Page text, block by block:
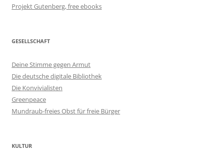
Projekt Gutenberg, free ebooks
GESELLSCHAFT
Deine Stimme gegen Armut
Die deutsche digitale Bibliothek
Die Konvivialisten
Greenpeace
Mundraub-freies Obst für freie Bürger
KULTUR